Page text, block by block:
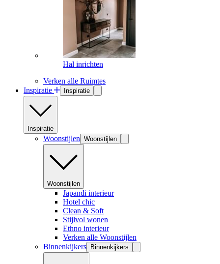
Hal inrichten
Verken alle Ruimtes
Inspiratie
Inspiratie
Inspiratie
Woonstijlen Woonstijlen
Woonstijlen
Japandi interieur
Hotel chic
Clean & Soft
Stijlvol wonen
Ethno interieur
Verken alle Woonstijlen
Binnenkijkers
Binnenkijkers